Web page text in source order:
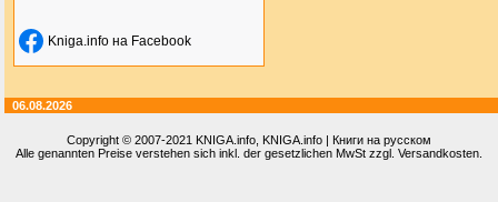
Kniga.info на Facebook
06.08.2026
Copyright © 2007-2021 KNIGA.info , KNIGA.info | Книги на русском
Alle genannten Preise verstehen sich inkl. der gesetzlichen MwSt zzgl. Versandkosten.